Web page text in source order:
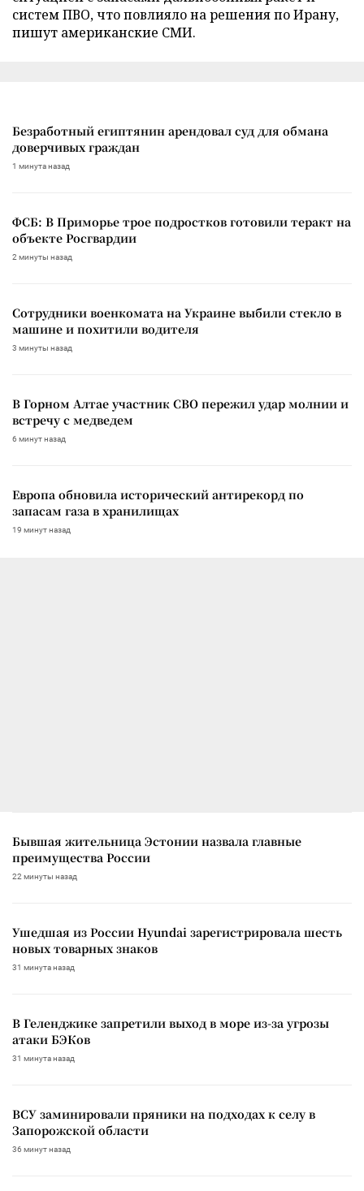
систем ПВО, что повлияло на решения по Ирану,
пишут американские СМИ.
Безработный египтянин арендовал суд для обмана
доверчивых граждан
1 минута назад
ФСБ: В Приморье трое подростков готовили теракт на
объекте Росгвардии
2 минуты назад
Сотрудники военкомата на Украине выбили стекло в
машине и похитили водителя
3 минуты назад
В Горном Алтае участник СВО пережил удар молнии и
встречу с медведем
6 минут назад
Европа обновила исторический антирекорд по
запасам газа в хранилищах
19 минут назад
Бывшая жительница Эстонии назвала главные
преимущества России
22 минуты назад
Ушедшая из России Hyundai зарегистрировала шесть
новых товарных знаков
31 минута назад
В Геленджике запретили выход в море из-за угрозы
атаки БЭКов
31 минута назад
ВСУ заминировали пряники на подходах к селу в
Запорожской области
36 минут назад